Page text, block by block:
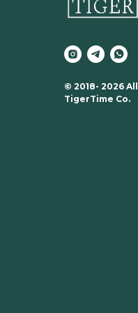
© 2018- 2026
TigerTime Co.